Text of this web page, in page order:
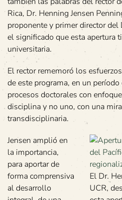
Rica, Dr. Henning Jensen
proponente y primer director
el significado que esta apertura
universitaria.
El rector rememoró los
de este programa, en un
procesos doctorales con
disciplina y no uno, con una
transdisciplinaria.
El Dr.
UCR,
Jensen amplió en
la importancia,
para aportar de
forma comprensiva
al desarrollo